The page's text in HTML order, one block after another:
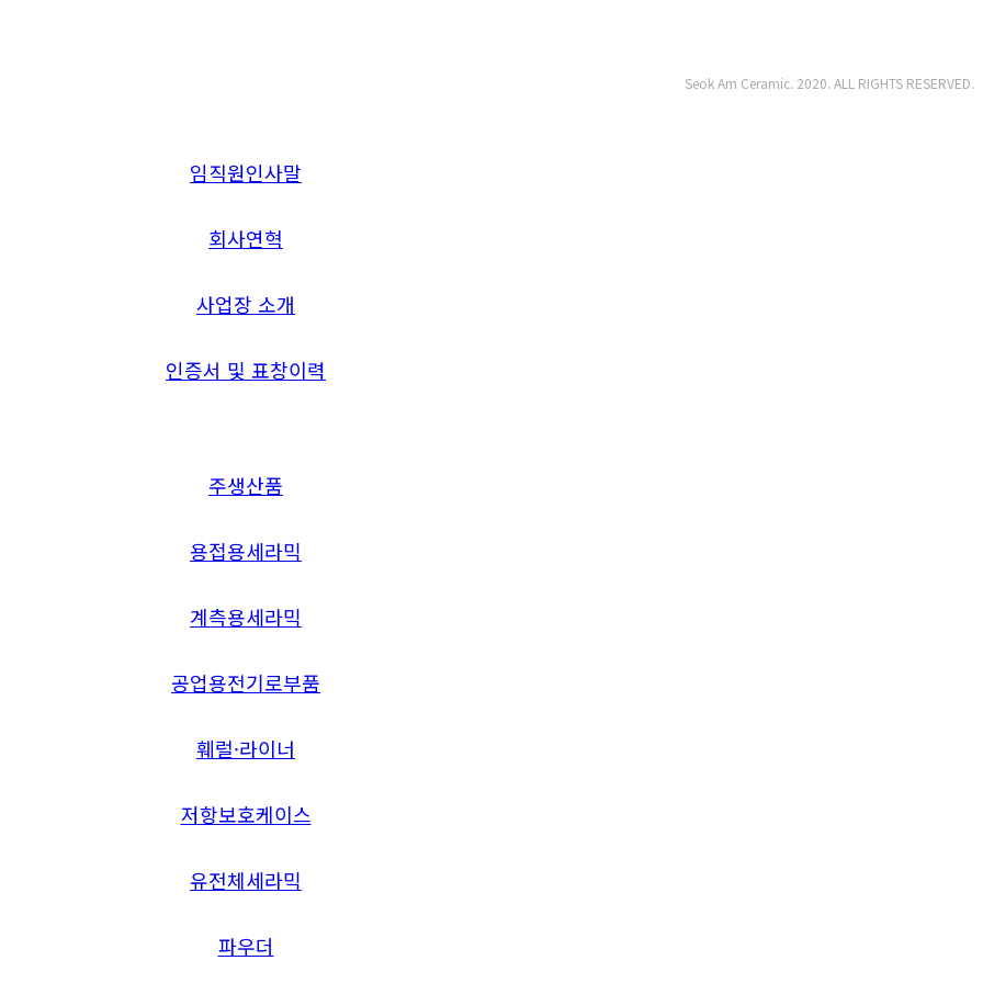
Seok Am Ceramic. 2020. ALL RIGHTS RESERVED.
임직원인사말
회사연혁
사업장 소개
인증서 및 표창이력
주생산품
용접용세라믹
계측용세라믹
공업용전기로부품
훼럴·라이너
저항보호케이스
유전체세라믹
파우더